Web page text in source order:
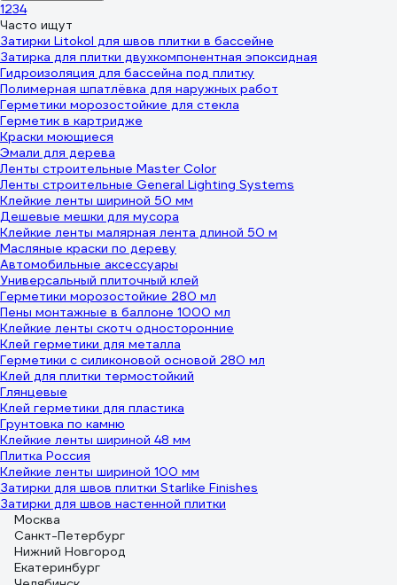
1234
Часто ищут
Затирки Litokol для швов плитки в бассейне
Затирка для плитки двухкомпонентная эпоксидная
Гидроизоляция для бассейна под плитку
Полимерная шпатлёвка для наружных работ
Герметики морозостойкие для стекла
Герметик в картридже
Краски моющиеся
Эмали для дерева
Ленты строительные Master Color
Ленты строительные General Lighting Systems
Клейкие ленты шириной 50 мм
Дешевые мешки для мусора
Клейкие ленты малярная лента длиной 50 м
Масляные краски по дереву
Автомобильные аксессуары
Универсальный плиточный клей
Герметики морозостойкие 280 мл
Пены монтажные в баллоне 1000 мл
Клейкие ленты скотч односторонние
Клей герметики для металла
Герметики с силиконовой основой 280 мл
Клей для плитки термостойкий
Глянцевые
Клей герметики для пластика
Грунтовка по камню
Клейкие ленты шириной 48 мм
Плитка Россия
Клейкие ленты шириной 100 мм
Затирки для швов плитки Starlike Finishes
Затирки для швов настенной плитки
Москва
Санкт-Петербург
Нижний Новгород
Екатеринбург